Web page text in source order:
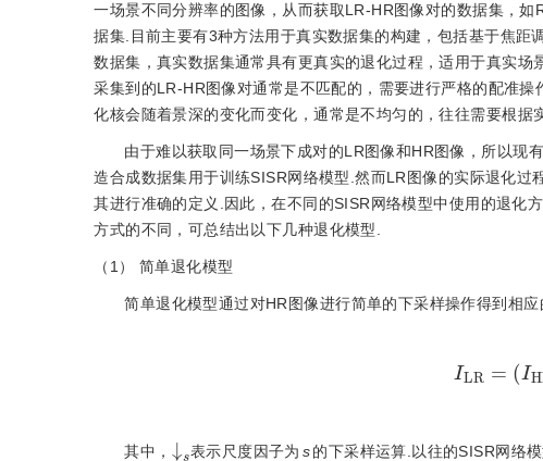
一场景不同分辨率的图像，从而获取LR-HR图像对的数据集，如
据集.目前主要有3种方法用于真实数据集的构建，包括基于焦
数据集，真实数据集通常具有更真实的退化过程，适用于真实
采集到的LR-HR图像对通常是不匹配的，需要进行严格的配准
化核会随着景深的变化而变化，通常是不均匀的，往往需要根据
由于难以获取同一场景下成对的LR图像和HR图像，所以现
造合成数据集用于训练SISR网络模型.然而LR图像的实际退化
其进行准确的定义.因此，在不同的SISR网络模型中使用的退化
方式的不同，可总结出以下几种退化模型.
（1） 简单退化模型
简单退化模型通过对HR图像进行简单的下采样操作得到相
= IH
其中，
↓
表示尺度因子为 s的下采样运算.以往的SISR网络